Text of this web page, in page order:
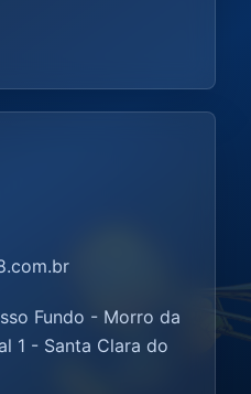
Fundo - Morro da
1 - Santa Clara do